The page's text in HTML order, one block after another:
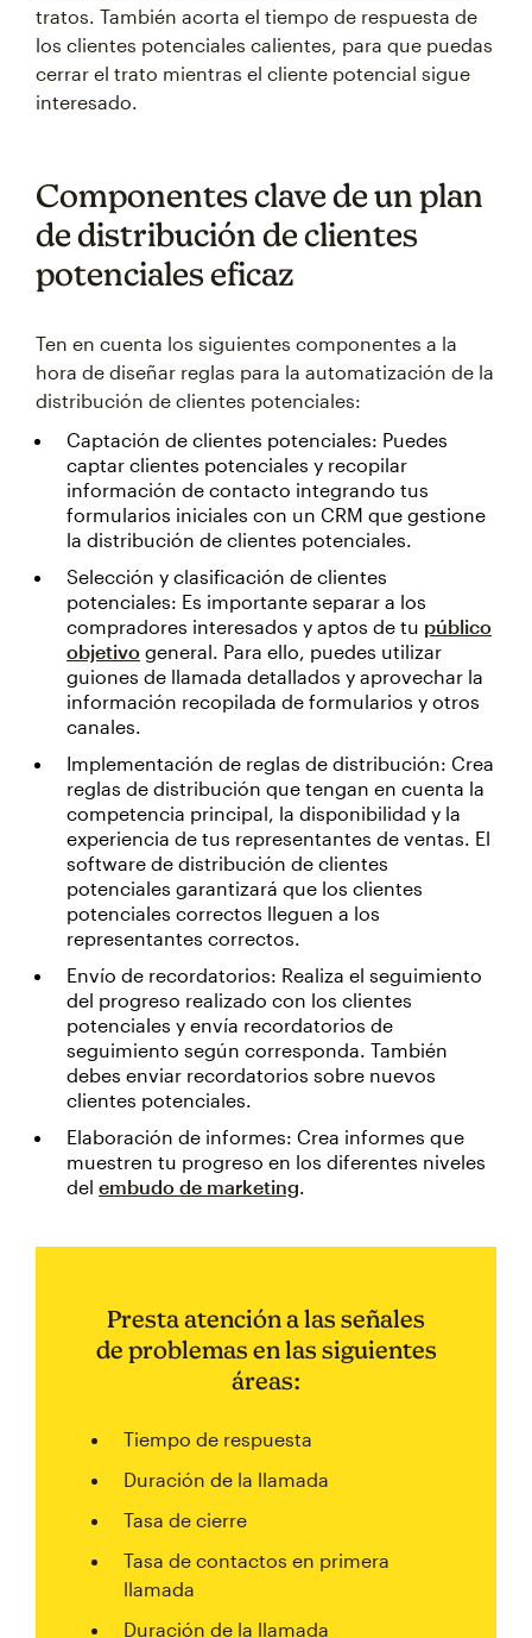
tratos. También acorta el tiempo de respuesta de
los clientes potenciales calientes, para que puedas
cerrar el trato mientras el cliente potencial sigue
interesado.
Componentes clave de un plan
de distribución de clientes
potenciales eficaz
Ten en cuenta los siguientes componentes a la
hora de diseñar reglas para la automatización de la
distribución de clientes potenciales:
Captación de clientes potenciales: Puedes
captar clientes potenciales y recopilar
información de contacto integrando tus
formularios iniciales con un CRM que gestione
la distribución de clientes potenciales.
Selección y clasificación de clientes
potenciales: Es importante separar a los
compradores interesados y aptos de tu público
objetivo general. Para ello, puedes utilizar
guiones de llamada detallados y aprovechar la
información recopilada de formularios y otros
canales.
Implementación de reglas de distribución: Crea
reglas de distribución que tengan en cuenta la
competencia principal, la disponibilidad y la
experiencia de tus representantes de ventas. El
software de distribución de clientes
potenciales garantizará que los clientes
potenciales correctos lleguen a los
representantes correctos.
Envío de recordatorios: Realiza el seguimiento
del progreso realizado con los clientes
potenciales y envía recordatorios de
seguimiento según corresponda. También
debes enviar recordatorios sobre nuevos
clientes potenciales.
Elaboración de informes: Crea informes que
muestren tu progreso en los diferentes niveles
del embudo de marketing
Presta atención a las señales
de problemas en las siguientes
áreas:
Tiempo de respuesta
Duración de la llamada
Tasa de cierre
Tasa de contactos en primera
llamada
Duración de la llamada